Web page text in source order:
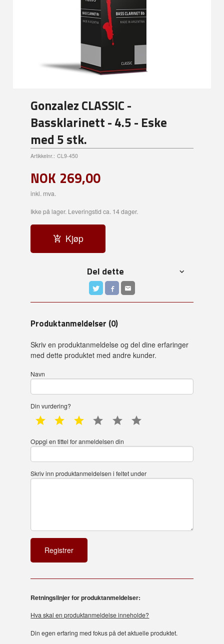
Gonzalez CLASSIC -
Bassklarinett - 4.5 - Eske
med 5 stk.
Artikkelnr.: CL9-450
NOK 269,00
inkl. mva.
Ikke på lager. Leveringstid ca. 14 dager.
Kjøp
Del dette
Produktanmeldelser (0)
Skriv en produktanmeldelse og del dine erfaringer
med dette produktet med andre kunder.
Navn
Din vurdering?
1 star 2 star 3 star 4 star 5 star
Oppgi en tittel for anmeldelsen din
Skriv inn produktanmeldelsen i feltet under
Retningslinjer for produktanmeldelser:
Hva skal en produktanmeldelse inneholde?
Din egen erfaring med fokus på det aktuelle produktet.